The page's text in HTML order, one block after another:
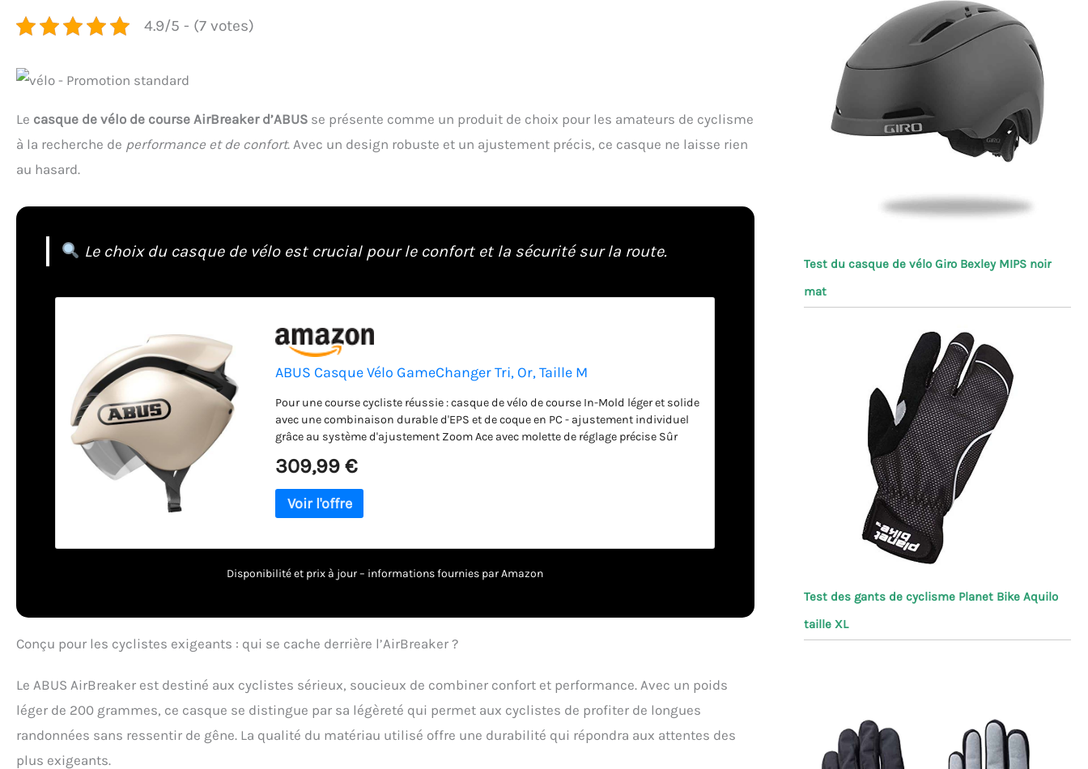
4.9/5 - (7 votes)
Le casque de vélo de course AirBreaker d’ABUS se présente comme un produit de choix pour les amateurs de cyclisme
à la recherche de performance et de confort. Avec un design robuste et un ajustement précis, ce casque ne laisse rien
au hasard.
Le choix du casque de vélo est crucial pour le confort et la sécurité sur la route.
ABUS Casque Vélo GameChanger Tri, Or, Taille M
Pour une course cycliste réussie : casque de vélo de course In-Mold léger et solide
avec une combinaison durable d'EPS et de coque en PC - ajustement individuel
grâce au système d'ajustement Zoom Ace avec molette de réglage précise Sûr
Lite - avec renforcement de la structure dans le matériau EPS pour une stabilité
optimale Design innovant Multi Speed avec structure en nid d'abeille : pour un
dosage parfait de la ventilation - aérodynamisme optimal lors des étapes rapides
et plates et ventilation maximale lors des étapes lentes et montagneuses. Les
adultes et adolescents - La taille indiquée en centimètres correspond au tour de
PROTECTION CASQUE : tu peux démarrer l'assurance gratuite auprès d'Allianz avec
309,99 €
Disponibilité et prix à jour – informations fournies par Amazon
Conçu pour les cyclistes exigeants : qui se cache derrière l’AirBreaker ?
Le ABUS AirBreaker est destiné aux cyclistes sérieux, soucieux de combiner confort et performance. Avec un poids
léger de 200 grammes, ce casque se distingue par sa légèreté qui permet aux cyclistes de profiter de longues
randonnées sans ressentir de gêne. La qualité du matériau utilisé offre une durabilité qui répondra aux attentes des
plus exigeants.
Test du casque de vélo Giro Bexley MIPS noir
mat
Test des gants de cyclisme Planet Bike Aquilo
taille XL